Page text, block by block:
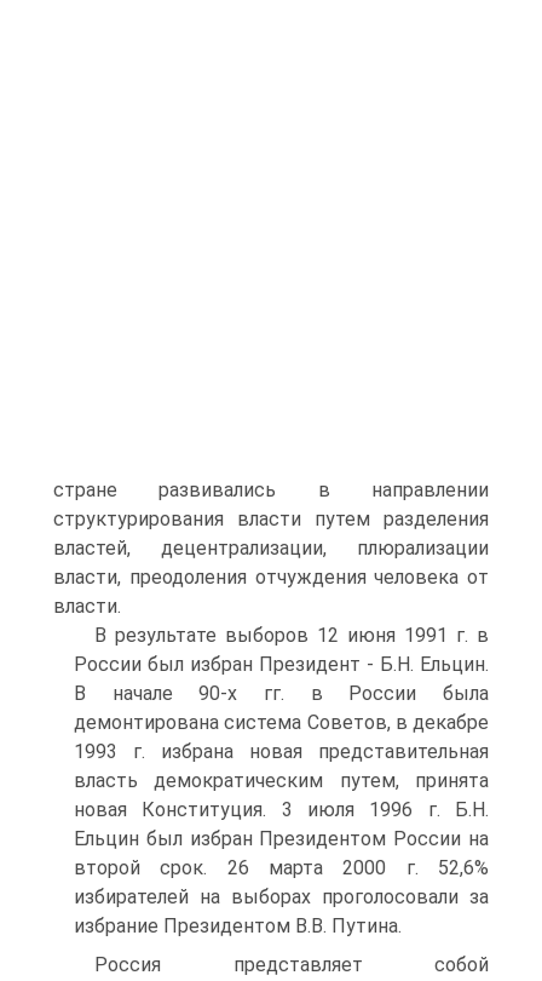
стране развивались в направлении
структурирования власти путем разделения
властей, децентрализации, плюрализации
власти, преодоления отчуждения человека от
власти.
В результате выборов 12 июня 1991 г. в
России был избран Президент - Б.Н. Ельцин.
В начале 90-х гг. в России была
демонтирована система Советов, в декабре
1993 г. избрана новая представительная
власть демократическим путем, принята
новая Конституция. 3 июля 1996 г. Б.Н.
Ельцин был избран Президентом России на
второй срок. 26 марта 2000 г. 52,6%
избирателей на выборах проголосовали за
избрание Президентом В.В. Путина.
Россия представляет собой